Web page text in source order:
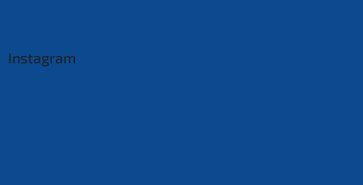
Instagram